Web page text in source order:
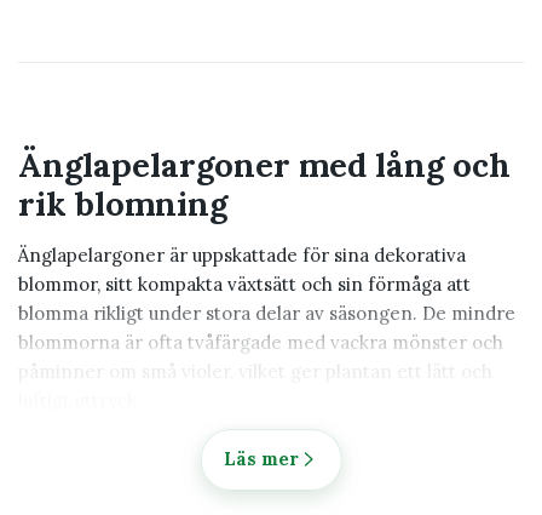
Änglapelargoner med lång och
rik blomning
Änglapelargoner är uppskattade för sina dekorativa
blommor, sitt kompakta växtsätt och sin förmåga att
blomma rikligt under stora delar av säsongen. De mindre
blommorna är ofta tvåfärgade med vackra mönster och
påminner om små violer, vilket ger plantan ett lätt och
Till skillnad från många andra pelargontyper håller
änglapelargoner ett mer nätt format samtidigt som de
Läs mer